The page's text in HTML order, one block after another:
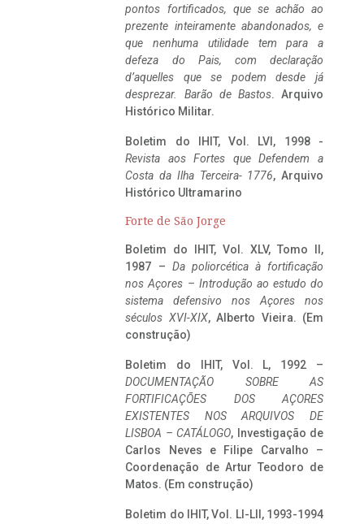
pontos fortificados, que se achão ao
prezente inteiramente abandonados, e
que nenhuma utilidade tem para a
defeza do Pais, com declaração
d’aquelles que se podem desde já
desprezar. Barão de Bastos. Arquivo
Histórico Militar.
Boletim do IHIT, Vol. LVI, 1998 -
Revista aos Fortes que Defendem a
Costa da Ilha Terceira- 1776, Arquivo
Histórico Ultramarino
Forte de São Jorge
Boletim do IHIT, Vol. XLV, Tomo II,
1987 – Da poliorcética à fortificação
nos Açores – Introdução ao estudo do
sistema defensivo nos Açores nos
séculos XVI-XIX, Alberto Vieira. (Em
construção)
Boletim do IHIT, Vol. L, 1992 –
DOCUMENTAÇÃO SOBRE AS
FORTIFICAÇÕES DOS AÇORES
EXISTENTES NOS ARQUIVOS DE
LISBOA – CATÁLOGO, Investigação de
Carlos Neves e Filipe Carvalho –
Coordenação de Artur Teodoro de
Matos. (Em construção)
Boletim do IHIT, Vol. LI-LII, 1993-1994